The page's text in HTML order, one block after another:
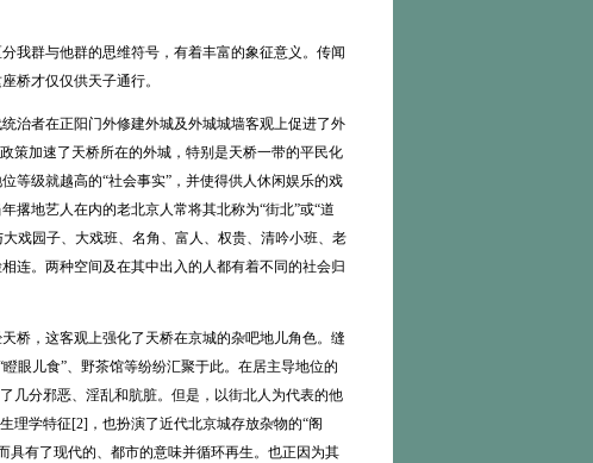
群与他群的思维符号，有着丰富的象征意义。传闻
桥才仅仅供天子通行。
者在正阳门外修建外城及外城城墙客观上促进了外
策加速了天桥所在的外城，特别是天桥一带的平民化
等级就越高的“社会事实”，并使得供人休闲娱乐的戏
撂地艺人在内的老北京人常将其北称为“街北”或“道
戏园子、大戏班、名角、富人、权贵、清吟小班、老
连。两种空间及在其中出入的人都有着不同的社会归
，这客观上强化了天桥在京城的杂吧地儿角色。缝
眼儿食”、野茶馆等纷纷汇聚于此。在居主导地位的
几分邪恶、淫乱和肮脏。但是，以街北人为代表的他
理学特征[2]，也扮演了近代北京城存放杂物的“阁
具有了现代的、都市的意味并循环再生。也正因为其